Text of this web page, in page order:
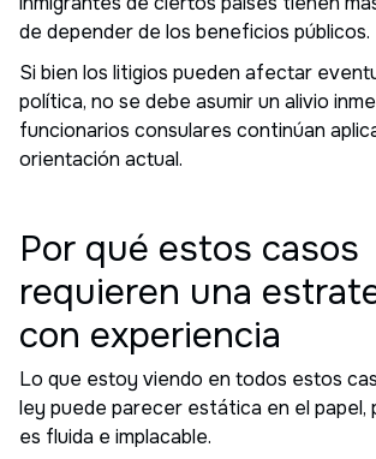
de depender de los beneficios públicos.
Si bien los litigios pueden afectar
política, no se debe asumir un alivio
funcionarios consulares continúan
orientación actual.
Por qué estos casos
requieren una
con experiencia
Lo que estoy viendo en todos estos
ley puede parecer estática en el papel,
es fluida e implacable.